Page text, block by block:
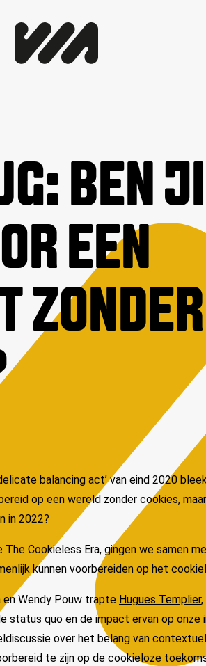
BEN
EEN
ZONDER
balancing act’ van eind 2020
op een wereld zonder cookies,
in 2022?
Cookieless Era, gingen we samen
kunnen voorbereiden op het
en Wendy Pouw trapte Hugues Templier
status quo en de impact ervan op onze
over het belang van
te zijn op de cookieloze